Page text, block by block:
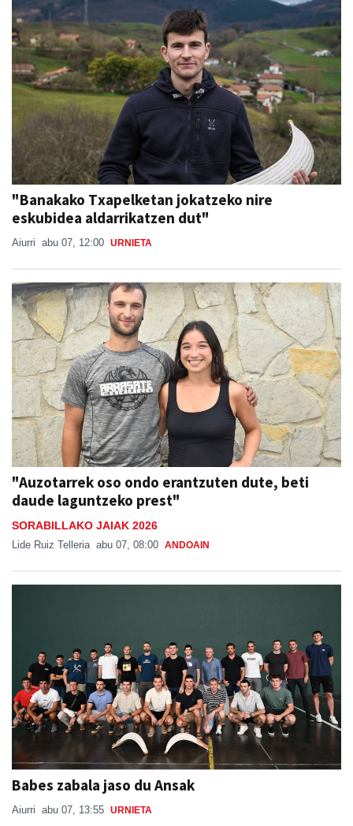
"Banakako Txapelketan jokatzeko nire
eskubidea aldarrikatzen dut"
Aiurri abu 07, 12:00 URNIETA
"Auzotarrek oso ondo erantzuten dute, beti
daude laguntzeko prest"
SORABILLAKO JAIAK 2026
Lide Ruiz Telleria abu 07, 08:00 ANDOAIN
Babes zabala jaso du Ansak
Aiurri abu 07, 13:55 URNIETA